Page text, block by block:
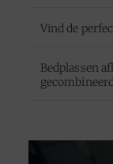
Vind de
Bedplassen